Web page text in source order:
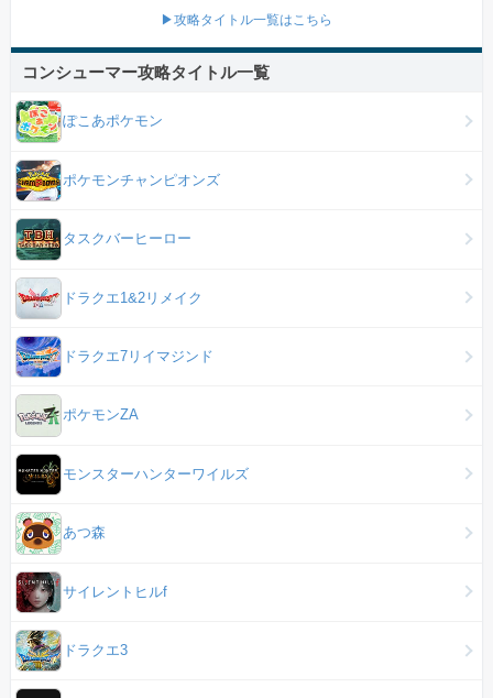
▶攻略タイトル一覧はこちら
コンシューマー攻略タイトル一覧
ぽこあポケモン
ポケモンチャンピオンズ
タスクバーヒーロー
ドラクエ1&2リメイク
ドラクエ7リイマジンド
ポケモンZA
モンスターハンターワイルズ
あつ森
サイレントヒルf
ドラクエ3